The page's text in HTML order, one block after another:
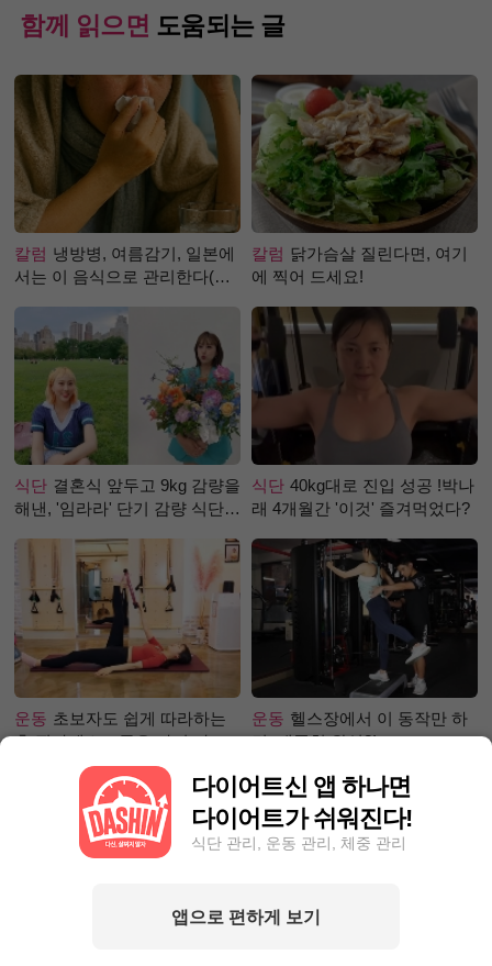
함께 읽으면 도움되는 글
칼럼 냉방병, 여름감기, 일본에
서는 이 음식으로 관리한다(생
칼럼 닭가슴살 질린다면, 여기
에 찍어 드세요!
식단 결혼식 앞두고 9kg 감량을
해낸, '임라라' 단기 감량 식단
식단 40kg대로 진입 성공 !박나
래 4개월간 '이것' 즐겨먹었다?
운동 초보자도 쉽게 따라하는
홈 필라테스 – 곧은 다리 라인
운동 헬스장에서 이 동작만 하
면, 애플힙 완성?!
다이어트신 앱 하나면
다이어트가 쉬워진다!
식단 관리, 운동 관리, 체중 관리
앱으로 편하게 보기